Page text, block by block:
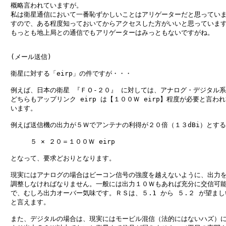
概略言われていますが。
私は衛星通信において一番恥ずかしいことはアリゲーターだと思っていま
すので、ある程度知っておいてからアクセスした方がいいと思っています
もっとも地上局との通信でもアリゲーターはみっともないですがね。
(メール送信)
衛星に対する「eirp」の件ですが・・・
例えば、日本の衛星 『ＦＯ-２０』 に対しては、アナログ・デジタル系
どちらもアップリンク eirp は【１００Ｗ eirp】程度が必要と言われ
います。
例えば送信機の出力が５Ｗでアンテナの利得が２０倍（１３dBi）とする
５ × ２０＝１００Ｗ eirp
となって、要求どおりとなります。
現実にはアナログの場合はビーコン信号の強度を越えないように、出力を
調整しなければなりません。一般には出力１０Ｗもあれば充分に交信可
で、むしろ出力オーバー気味です。ＲＳは、５.1 から ５.２ が望まし
と言えます。
また、デジタルの場合は、現実にはモービル混信（法的にはないハズ）に